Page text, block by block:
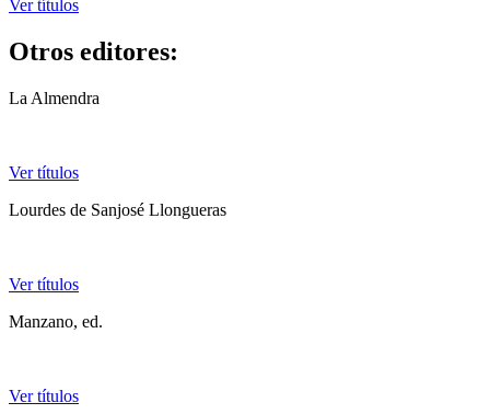
Ver títulos
Otros editores:
La Almendra
Ver títulos
Lourdes de Sanjosé Llongueras
Ver títulos
Manzano, ed.
Ver títulos